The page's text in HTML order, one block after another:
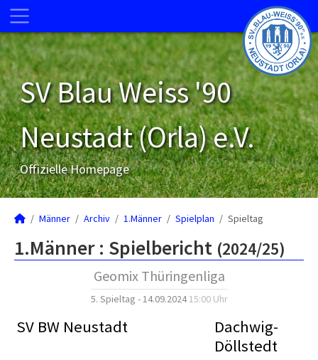
SV Blau Weiss '90
Neustadt (Orla) e.V.
Offizielle Homepage
Männer Archiv 1.Männer Spielplan Spieltag
1.Männer : Spielbericht (2024/25)
Geomix Thüringenliga
5. Spieltag - 14.09.202415:00 Uhr
SV BW Neustadt
Dachwig-
Döllstedt